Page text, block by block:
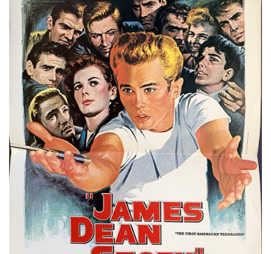
Ajouter
à la liste
de
souhaits